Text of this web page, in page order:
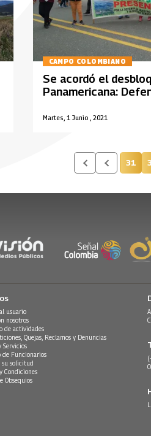
CAMPO COLOMBIANO
Martes, 1 Junio , 2021
Se acordó el
Panamericana:
31
usuario
nosotros
de actividades
Quejas, Reclamos y Denuncias
Servicios
de Funcionarios
su solicitud
Condiciones
Obsequios